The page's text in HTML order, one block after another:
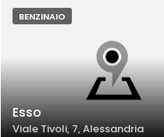
BENZINAIO
Esso
Viale Tivoli, 7, Alessandria